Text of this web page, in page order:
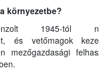
környezetbe?
1945-tól
és vetőmagok
mezőgazdasági